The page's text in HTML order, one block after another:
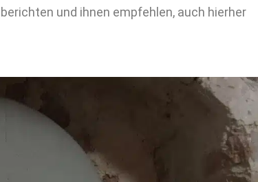
und ihnen empfehlen, auch hierher